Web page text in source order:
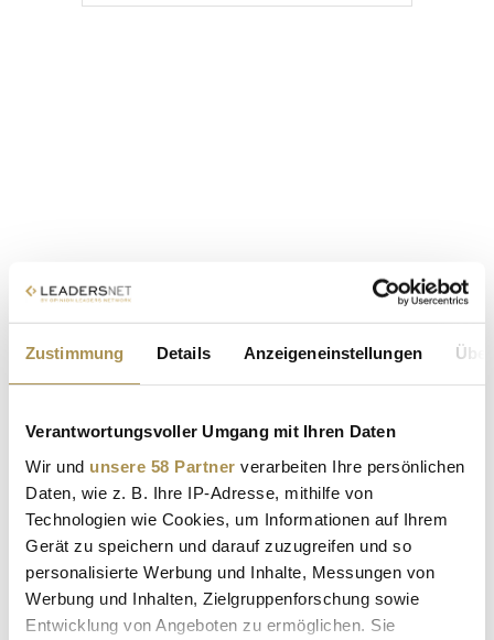
Zustimmung Details Anzeigeneinstellungen
Verantwortungsvoller Umgang mit Ihren Daten
Wir und unsere 58 Partner verarbeiten Ihre persönlichen
Daten, wie z. B. Ihre IP-Adresse, mithilfe von
Technologien wie Cookies, um Informationen auf Ihrem
Gerät zu speichern und darauf zuzugreifen und so
personalisierte Werbung und Inhalte, Messungen von
Werbung und Inhalten, Zielgruppenforschung sowie
Entwicklung von Angeboten zu ermöglichen. Sie